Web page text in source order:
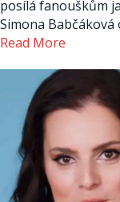
posílá fanouškům
Simona
Read More